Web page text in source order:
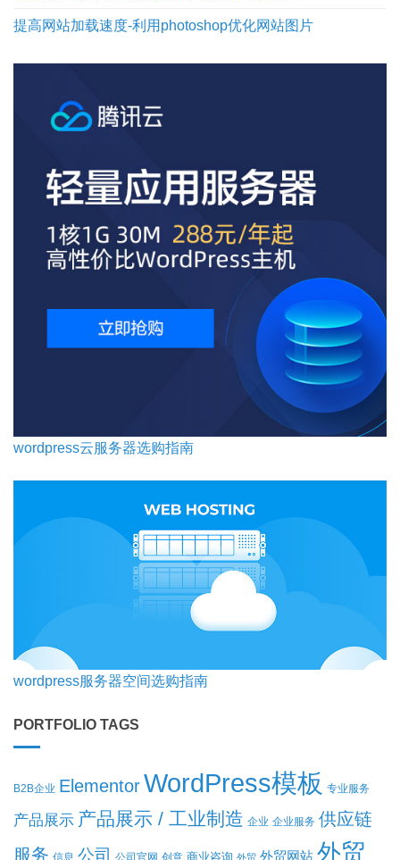
提高网站加载速度-利用photoshop优化网站图片
wordpress云服务器选购指南
wordpress服务器空间选购指南
PORTFOLIO TAGS
B2B企业 ElementorWordPress模板 专业服务
产品展示 产品展示 / 工业制造 企业 企业服务 供应链
服务 信息 公司 公司官网 创意 商业咨询 外贸 外贸网站 外贸